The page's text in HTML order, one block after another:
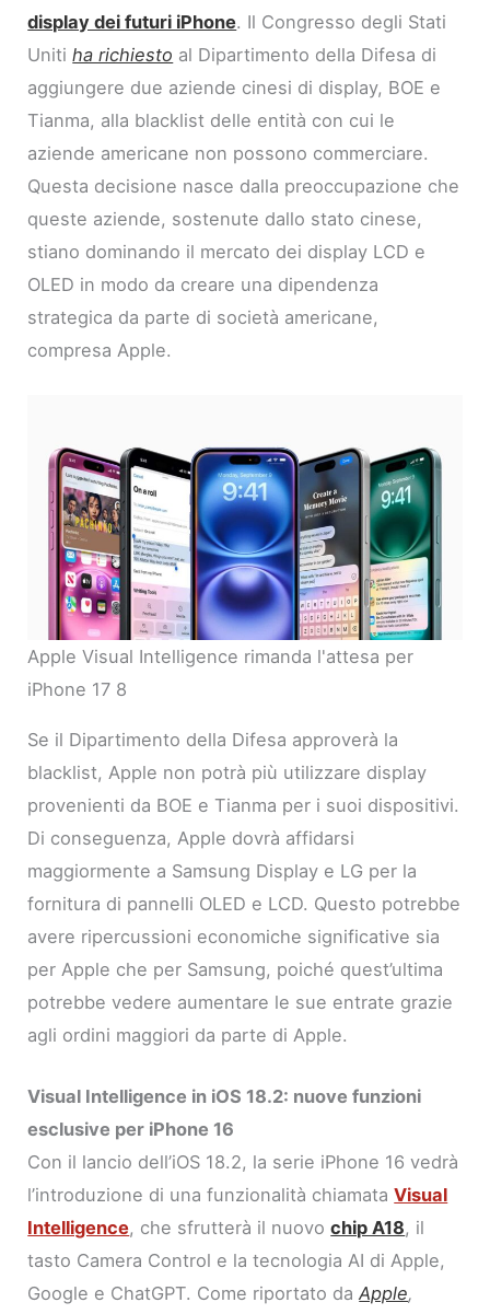
display dei futuri iPhone. Il Congresso degli Stati
Unitiha richiesto al Dipartimento della Difesa di
aggiungere due aziende cinesi di display, BOE e
Tianma, alla blacklist delle entità con cui le
aziende americane non possono commerciare.
Questa decisione nasce dalla preoccupazione che
queste aziende, sostenute dallo stato cinese,
stiano dominando il mercato dei display LCD e
OLED in modo da creare una dipendenza
strategica da parte di società americane,
compresa Apple.
Apple Visual Intelligence rimanda l'attesa per
iPhone 17 8
Se il Dipartimento della Difesa approverà la
blacklist, Apple non potrà più utilizzare display
provenienti da BOE e Tianma per i suoi dispositivi.
Di conseguenza, Apple dovrà affidarsi
maggiormente a Samsung Display e LG per la
fornitura di pannelli OLED e LCD. Questo potrebbe
avere ripercussioni economiche significative sia
per Apple che per Samsung, poiché quest’ultima
potrebbe vedere aumentare le sue entrate grazie
agli ordini maggiori da parte di Apple.
Visual Intelligence in iOS 18.2: nuove funzioni
esclusive per iPhone 16
Con il lancio dell’iOS 18.2, la serie iPhone 16 vedrà
l’introduzione di una funzionalità chiamataVisual
Intelligence, che sfrutterà il nuovochip A18, il
tasto Camera Control e la tecnologia AI di Apple,
Google e ChatGPT. Come riportato daApple,